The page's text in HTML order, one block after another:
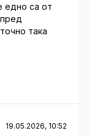
едно са от
така
19.05.2026, 10:52